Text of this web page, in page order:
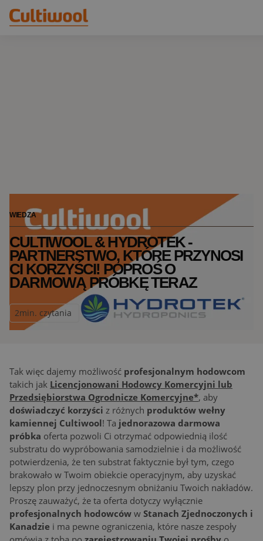
WIEDZA
CULTIWOOL & HYDROTEK -
PARTNERSTWO, KTÓRE PRZYNOSI
CI KORZYŚCI! POPROŚ O
DARMOWĄ PRÓBKĘ TERAZ
2min. czytania
Tak więc dajemy możliwość profesjonalnym hodowcom
takich jak Licencjonowani Hodowcy Komercyjni lub
Przedsiębiorstwa Ogrodnicze Komercyjne*, aby
doświadczyć korzyści z różnych produktów wełny
kamiennej Cultiwool! Ta jednorazowa darmowa
próbka oferta pozwoli Ci otrzymać odpowiednią ilość
substratu do wypróbowania samodzielnie i da możliwość
potwierdzenia, że ten substrat faktycznie był tym, czego
brakowało w Twoim obiekcie operacyjnym, aby uzyskać
lepszy plon przy jednoczesnym obniżaniu Twoich nakładów.
Proszę zauważyć, że ta oferta dotyczy wyłącznie
profesjonalnych hodowców w Stanach Zjednoczonych i
Kanadzie i ma pewne ograniczenia, które nasze zespoły